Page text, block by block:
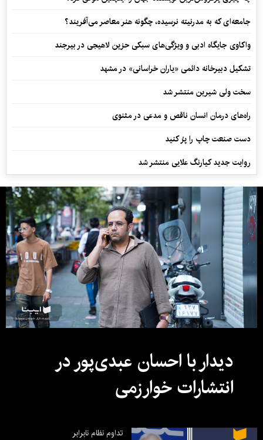
جامعه‌ای که به مدرنیته نرسیده، چگونه هنر معاصر می‌آفریند؟
واکاوی جایگاه ادبی و ویژگی‌های سبکی حزین لاهیجی در بیرجند
تشکیل دبیرخانه دائمی «یاران خراسانی» در مشهد
سخت ولی شیرین منتشر شد
راه‌های درمان انسان ناقص و مدعی در مثنوی
دست صنعت چاپ را پرُ کنید
روایت جدید کیارنگ علایی منتشر شد
دیدار با احسان عبدی‌پور در
انتشارات خوارزمی
تداوم نظام نابرابر